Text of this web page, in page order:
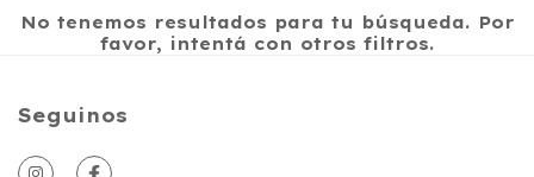
No tenemos resultados para tu búsqueda. Por
favor, intentá con otros filtros.
Seguinos